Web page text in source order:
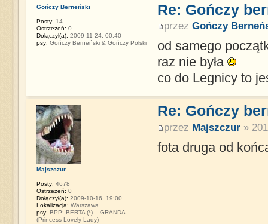
Re: Gończy
przez Gończy
od samego
raz nie była
co do Legnicy to
Gończy Berneński
Posty: 14
Ostrzeżeń: 0
Dołączył(a): 2009-11-24, 00:40
psy: Gończy Berneński & Gończy Polski
Re: Gończy
przez Majszczur»
fota druga od
Majszczur
Posty: 4678
Ostrzeżeń: 0
Dołączył(a): 2009-10-16, 19:00
Lokalizacja: Warszawa
psy: BPP: BERTA (*)... GRANDA
(Princess Lovely Lady)